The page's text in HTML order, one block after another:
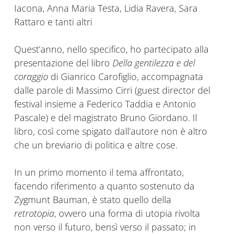
Iacona, Anna Maria Testa, Lidia Ravera, Sara
Rattaro e tanti altri
Quest’anno, nello specifico, ho partecipato alla
presentazione del libro Della gentilezza e del
coraggio di Gianrico Carofiglio, accompagnata
dalle parole di Massimo Cirri (guest director del
festival insieme a Federico Taddia e Antonio
Pascale) e del magistrato Bruno Giordano. Il
libro, così come spigato dall’autore non è altro
che un breviario di politica e altre cose.
In un primo momento il tema affrontato,
facendo riferimento a quanto sostenuto da
Zygmunt Bauman, è stato quello della
retrotopia, ovvero una forma di utopia rivolta
non verso il futuro, bensì verso il passato; in